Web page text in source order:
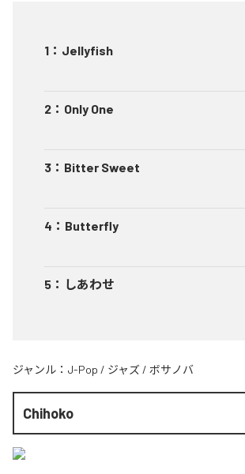
1 ： Jellyfish
2 ： Only One
3 ： Bitter Sweet
4 ： Butterfly
5 ： しあわせ
ジャンル： J-Pop / ジャズ / ボサノバ
Chihoko